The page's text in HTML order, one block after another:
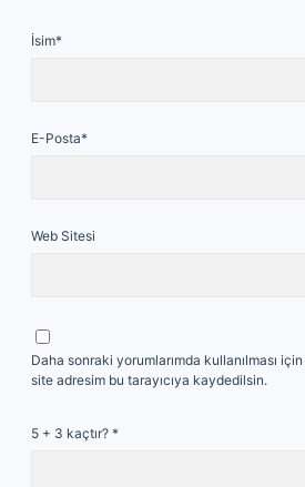
İsim*
E-Posta*
Web Sitesi
Daha sonraki yorumlarımda kullanılması
site adresim bu tarayıcıya kaydedilsin.
5 + 3 kaçtır? *